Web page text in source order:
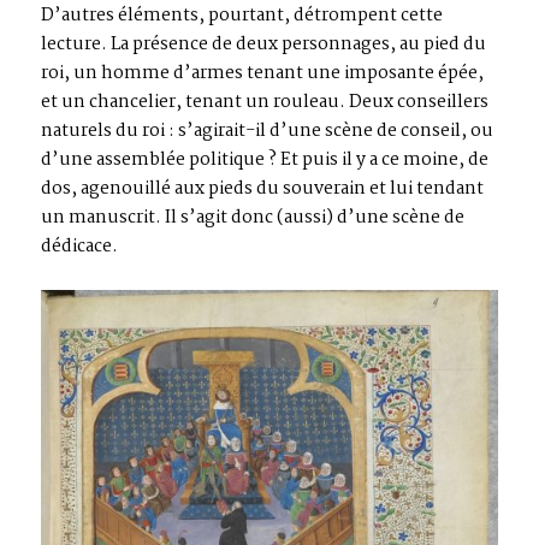
D’autres éléments, pourtant, détrompent cette
lecture. La présence de deux personnages, au pied du
roi, un homme d’armes tenant une imposante épée,
et un chancelier, tenant un rouleau. Deux conseillers
naturels du roi : s’agirait-il d’une scène de conseil, ou
d’une assemblée politique ? Et puis il y a ce moine, de
dos, agenouillé aux pieds du souverain et lui tendant
un manuscrit. Il s’agit donc (aussi) d’une scène de
dédicace.